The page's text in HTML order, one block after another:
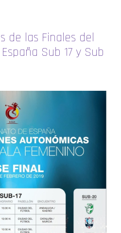
de las Finales del
Sub 17 y Sub